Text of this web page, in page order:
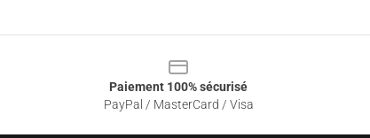
Paiement 100% sécurisé
PayPal / MasterCard / Visa